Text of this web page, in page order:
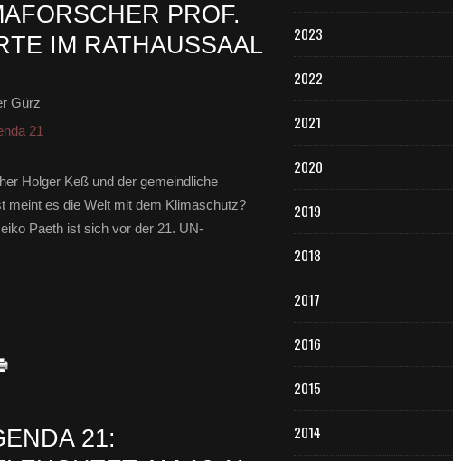
PROF.
IM RATHAUSSAAL
Gürz
21
Holger Keß und der gemeindliche
meint es die Welt mit dem Klimaschutz?
Paeth ist sich vor der 21. UN-
21:
2023
2022
2021
2020
2019
2018
2017
2016
2015
2014